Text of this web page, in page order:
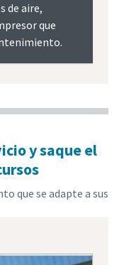
de aire,
que
y saque el
que se adapte a sus